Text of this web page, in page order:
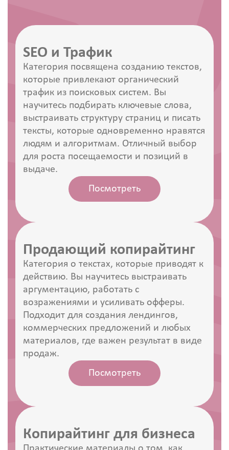
SEO и Трафик
Категория посвящена созданию текстов,
которые привлекают органический
трафик из поисковых систем. Вы
научитесь подбирать ключевые слова,
выстраивать структуру страниц и писать
тексты, которые одновременно нравятся
людям и алгоритмам. Отличный выбор
для роста посещаемости и позиций в
выдаче.
Посмотреть
Продающий копирайтинг
Категория о текстах, которые приводят к
действию. Вы научитесь выстраивать
аргументацию, работать с
возражениями и усиливать офферы.
Подходит для создания лендингов,
коммерческих предложений и любых
материалов, где важен результат в виде
продаж.
Посмотреть
Копирайтинг для бизнеса